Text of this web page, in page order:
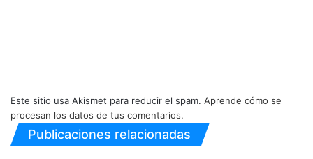
Este sitio usa Akismet para reducir el spam. Aprende cómo se
procesan los datos de tus comentarios.
Publicaciones relacionadas